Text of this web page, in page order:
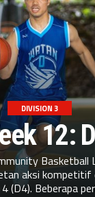
DIVISION 3
12:
Basketball
aksi kompetitif
(D4). Beberapa